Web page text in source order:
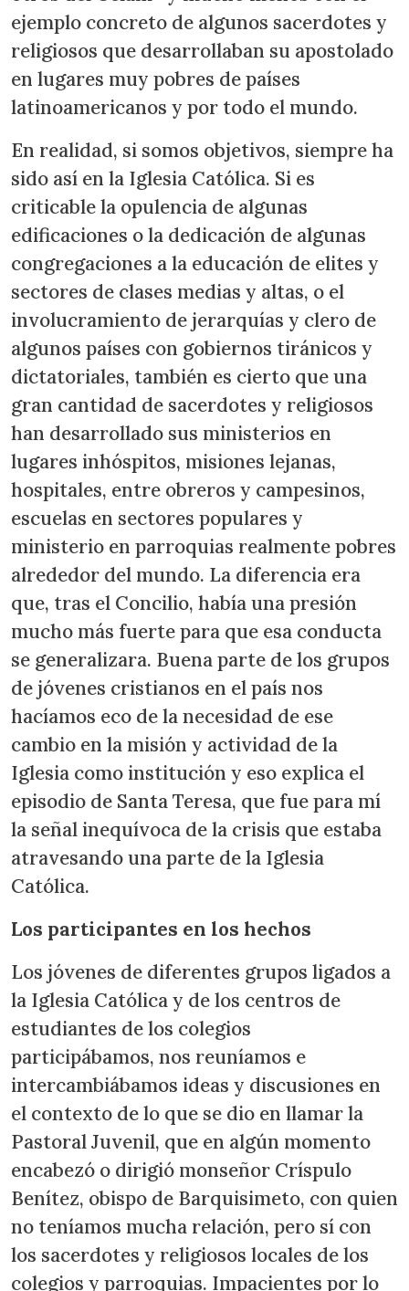
ejemplo concreto de algunos sacerdotes y
religiosos que desarrollaban su apostolado
en lugares muy pobres de países
latinoamericanos y por todo el mundo.
En realidad, si somos objetivos, siempre ha
sido así en la Iglesia Católica. Si es
criticable la opulencia de algunas
edificaciones o la dedicación de algunas
congregaciones a la educación de elites y
sectores de clases medias y altas, o el
involucramiento de jerarquías y clero de
algunos países con gobiernos tiránicos y
dictatoriales, también es cierto que una
gran cantidad de sacerdotes y religiosos
han desarrollado sus ministerios en
lugares inhóspitos, misiones lejanas,
hospitales, entre obreros y campesinos,
escuelas en sectores populares y
ministerio en parroquias realmente pobres
alrededor del mundo. La diferencia era
que, tras el Concilio, había una presión
mucho más fuerte para que esa conducta
se generalizara. Buena parte de los grupos
de jóvenes cristianos en el país nos
hacíamos eco de la necesidad de ese
cambio en la misión y actividad de la
Iglesia como institución y eso explica el
episodio de Santa Teresa, que fue para mí
la señal inequívoca de la crisis que estaba
atravesando una parte de la Iglesia
Católica.
Los participantes en los hechos
Los jóvenes de diferentes grupos ligados a
la Iglesia Católica y de los centros de
estudiantes de los colegios
participábamos, nos reuníamos e
intercambiábamos ideas y discusiones en
el contexto de lo que se dio en llamar la
Pastoral Juvenil, que en algún momento
encabezó o dirigió monseñor Críspulo
Benítez, obispo de Barquisimeto, con quien
no teníamos mucha relación, pero sí con
los sacerdotes y religiosos locales de los
colegios y parroquias. Impacientes por lo